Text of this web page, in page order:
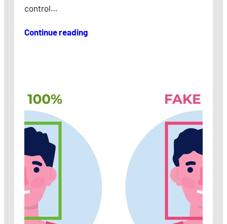
control…
Continue reading